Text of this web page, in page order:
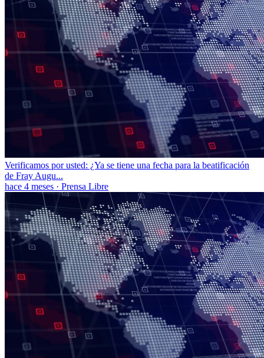
Verificamos por usted: ¿Ya se tiene una fecha para la beatificación
de Fray Augu...
hace 4 meses · Prensa Libre